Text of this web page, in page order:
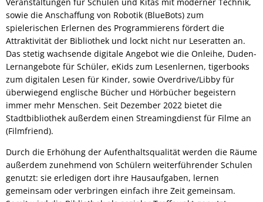
sowie die Anschaffung von Robotik (BlueBots) zum
spielerischen Erlernen des Programmierens fördert die
Attraktivität der Bibliothek und lockt nicht nur Leseratten an.
Das stetig wachsende digitale Angebot wie die Onleihe, Duden-
Lernangebote für Schüler, eKids zum Lesenlernen, tigerbooks
zum digitalen Lesen für Kinder, sowie Overdrive/Libby für
überwiegend englische Bücher und Hörbücher begeistern
immer mehr Menschen. Seit Dezember 2022 bietet die
Stadtbibliothek außerdem einen Streamingdienst für Filme an
(Filmfriend).
Durch die Erhöhung der Aufenthaltsqualität werden die Räume
außerdem zunehmend von Schülern weiterführender Schulen
genutzt: sie erledigen dort ihre Hausaufgaben, lernen
gemeinsam oder verbringen einfach ihre Zeit gemeinsam.